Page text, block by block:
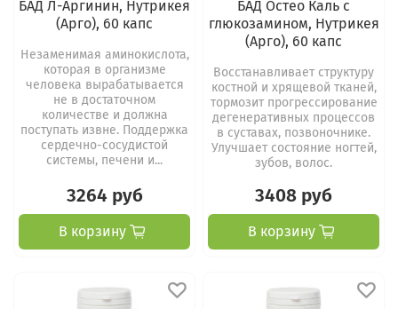
БАД Л-Аргинин, Нутрикея
(Арго), 60 капс
Незаменимая аминокислота,
которая в организме
человека вырабатывается
не в достаточном
количестве и должна
поступать извне. Поддержка
сердечно-сосудистой
системы, печени и...
3264 руб
В корзину
БАД Остео Каль с
глюкозамином, Нутрикея
(Арго), 60 капс
Восстанавливает структуру
костной и хрящевой тканей,
тормозит прогрессирование
дегенеративных процессов
в суставах, позвоночнике.
Улучшает состояние ногтей,
зубов, волос.
3408 руб
В корзину